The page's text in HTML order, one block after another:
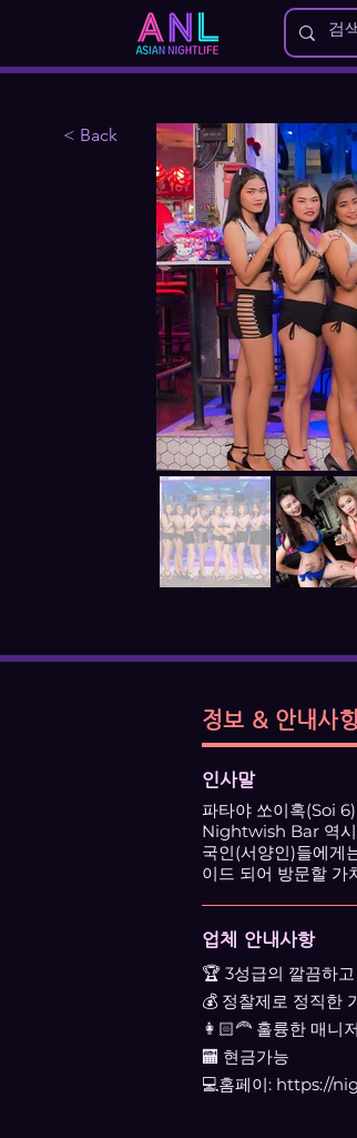
< Back
정보 & 안내사
인사말
파타야 쏘이혹(Soi
Nightwish Bar 역시
국인(서양인)들에게
이드 되어 방문할 가
업체 안내사항
🏆 3성급의 깔끔하
💰 정찰제로 정직한
👩🏻‍🦰 훌륭한 매니
🏧 현금가능
💻홈페이: https://